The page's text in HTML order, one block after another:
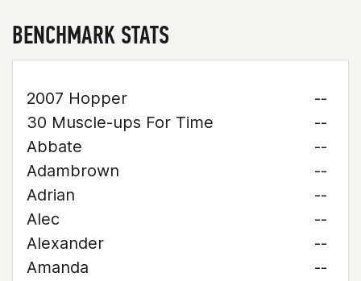
BENCHMARK STATS
2007 Hopper
--
30 Muscle-ups For Time
--
Abbate
--
Adambrown
--
Adrian
--
Alec
--
Alexander
--
Amanda
--